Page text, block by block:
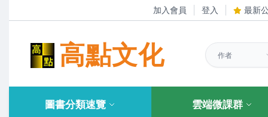
加入會員 登入 最新
高點文化
圖書分類速覽 雲端微課群